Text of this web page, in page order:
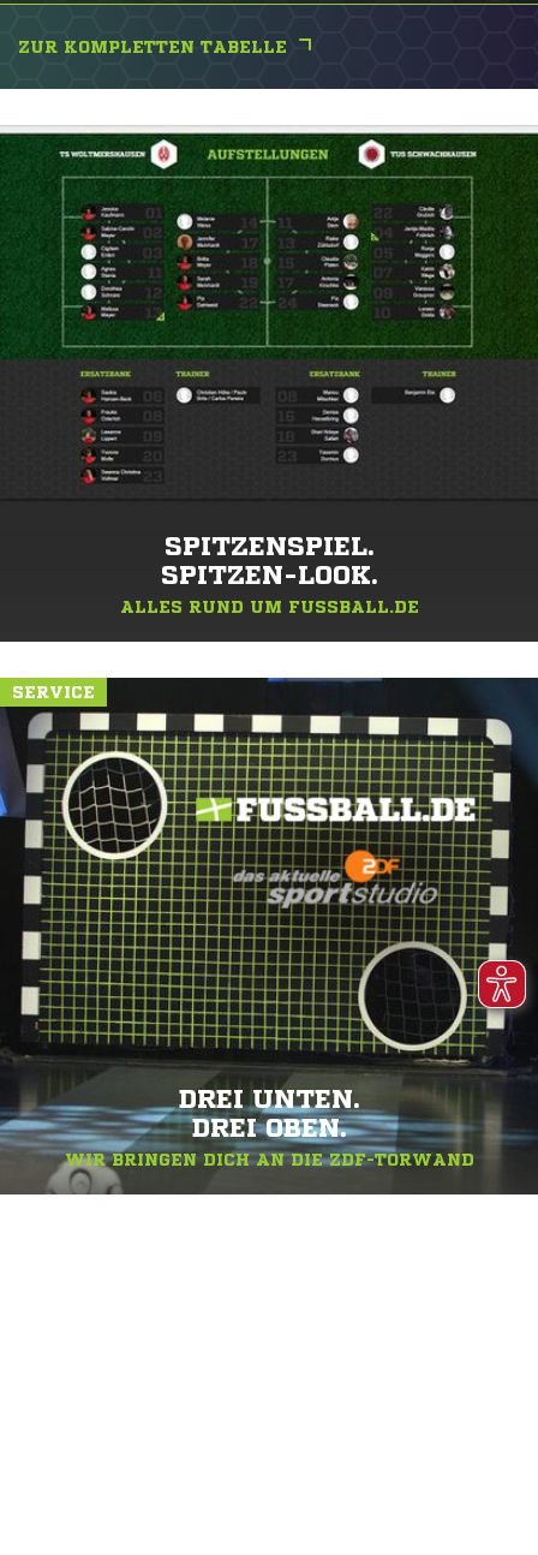
ZUR KOMPLETTEN TABELLE
SPITZENSPIEL.
SPITZEN-LOOK.
ALLES RUND UM FUSSBALL.DE
SERVICE
DREI UNTEN.
DREI OBEN.
WIR BRINGEN DICH AN DIE ZDF-TORWAND